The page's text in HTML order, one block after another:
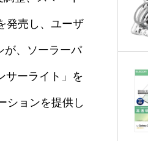
発売し、ユーザ
が、ソーラーパ
サーライト」を
ションを提供し